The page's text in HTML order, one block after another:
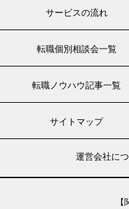
サービスの流れ
転職個別相談会一覧
転職ノウハウ記事一覧
サイトマップ
運営会社に